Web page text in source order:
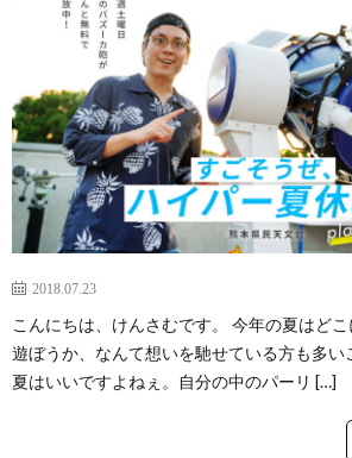
2018.07.23
こんにちは、けんさむです。 今年の夏はど
遊ぼうか、なんて想いを馳せている方も多い
夏はいいですよねぇ。自分の中のパーリ […]